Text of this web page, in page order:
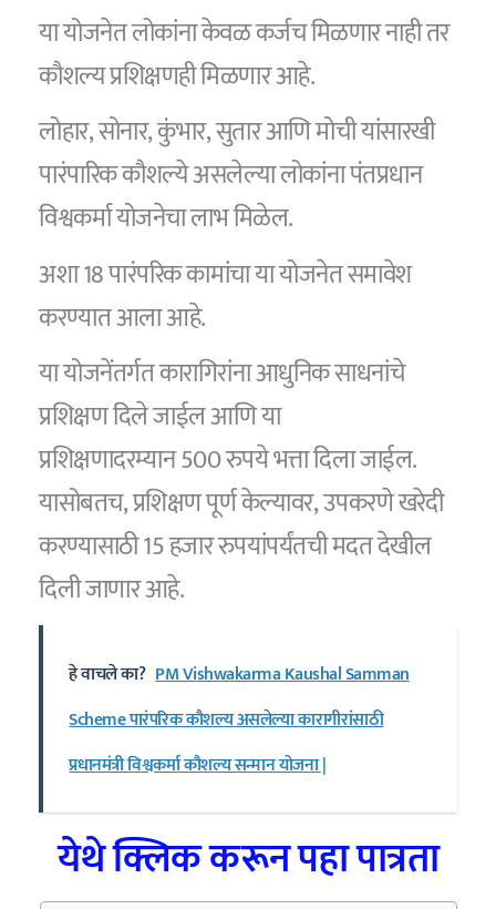
या योजनेत लोकांना केवळ कर्जच मिळणार नाही तर
कौशल्य प्रशिक्षणही मिळणार आहे.
लोहार, सोनार, कुंभार, सुतार आणि मोची यांसारखी
पारंपारिक कौशल्ये असलेल्या लोकांना पंतप्रधान
विश्वकर्मा योजनेचा लाभ मिळेल.
अशा 18 पारंपरिक कामांचा या योजनेत समावेश
करण्यात आला आहे.
या योजनेंतर्गत कारागिरांना आधुनिक साधनांचे
प्रशिक्षण दिले जाईल आणि या
प्रशिक्षणादरम्यान 500 रुपये भत्ता दिला जाईल.
यासोबतच, प्रशिक्षण पूर्ण केल्यावर, उपकरणे खरेदी
करण्यासाठी 15 हजार रुपयांपर्यंतची मदत देखील
दिली जाणार आहे.
हे वाचले का? PM Vishwakarma Kaushal Samman
Scheme पारंपरिक कौशल्य असलेल्या कारागीरांसाठी
प्रधानमंत्री विश्वकर्मा कौशल्य सन्मान योजना |
येथे क्लिक करून पहा पात्रता